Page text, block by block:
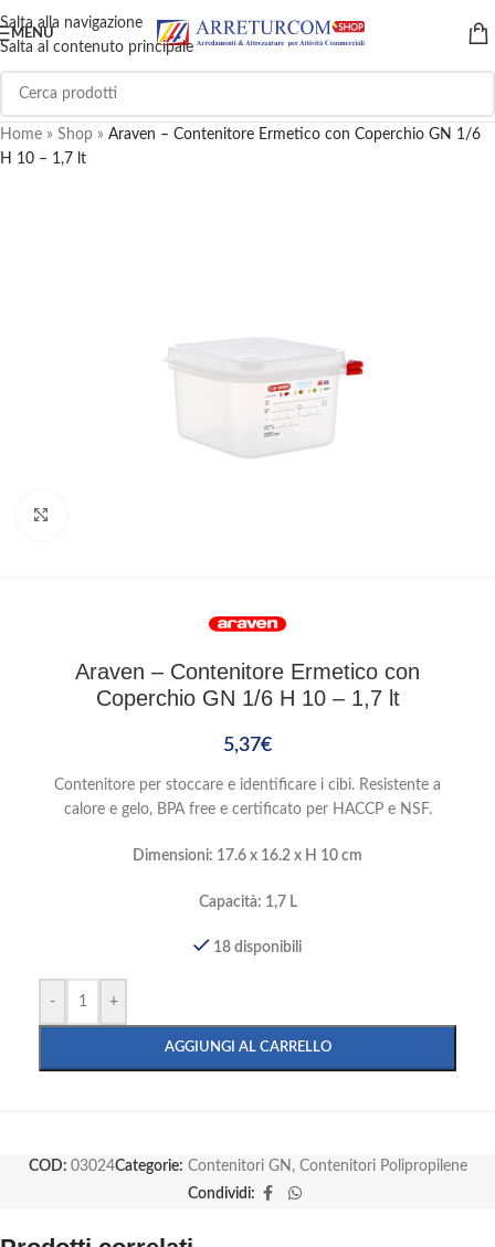
Salta alla navigazione
Salta al contenuto principale
MENU
Home » Shop » Araven – Contenitore Ermetico con Coperchio GN 1/6
H 10 – 1,7 lt
Araven – Contenitore Ermetico con
Coperchio GN 1/6 H 10 – 1,7 lt
5,37€
Contenitore per stoccare e identificare i cibi. Resistente a
calore e gelo, BPA free e certificato per HACCP e NSF.
Dimensioni: 17.6 x 16.2 x H 10 cm
Capacità: 1,7 L
18 disponibili
- +
AGGIUNGI AL CARRELLO
COD: 03024Categorie: Contenitori GN , Contenitori Polipropilene
Condividi: